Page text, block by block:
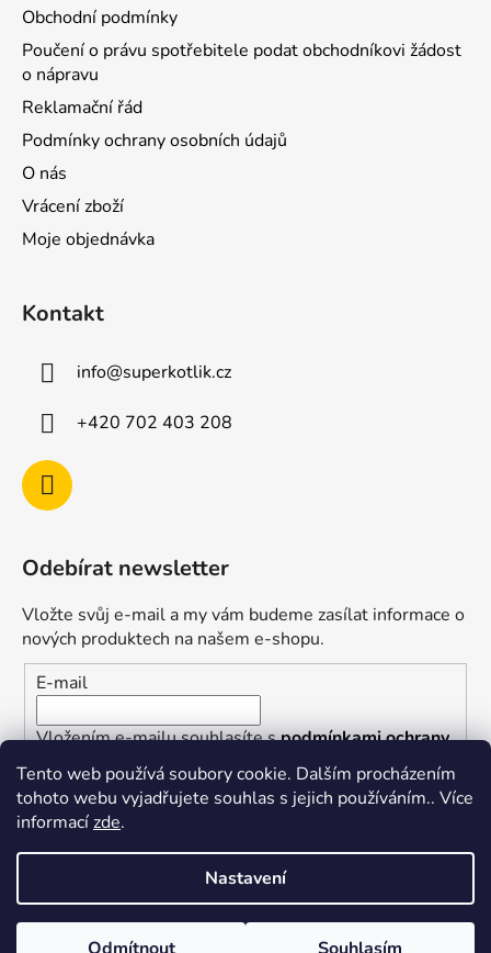
Tento web používá soubory cookie. Dalším procházením
tohoto webu vyjadřujete souhlas s jejich používáním.. Více
informacízde.
Nastavení
Obchodní podmínky
Poučení o právu spotřebitele podat obchodníkovi žádost
o nápravu
Reklamační řád
Podmínky ochrany osobních údajů
O nás
Vrácení zboží
Moje objednávka
Kontakt
info@superkotlik.cz
+420 702 403 208
Odebírat newsletter
Vložte svůj e-mail a my vám budeme zasílat informace o
nových produktech na našem e-shopu.
E-mail
Vložením e-mailu souhlasíte spodmínkami ochrany
osobních údajů
PŘIHLÁSIT SE
Vytvořil Shoptet